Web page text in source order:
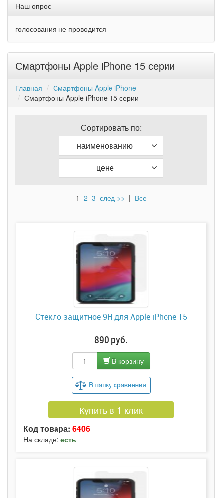
Наш опрос
голосования не проводится
Смартфоны Apple iPhone 15 серии
Главная
Смартфоны Apple iPhone
Смартфоны Apple iPhone 15 серии
Сортировать по:
наименованию
цене
1 2 3 след >> | Все
Стекло защитное 9H для Apple iPhone 15
890 руб.
В корзину
Купить в 1 клик
Код товара: 6406
На складе: есть